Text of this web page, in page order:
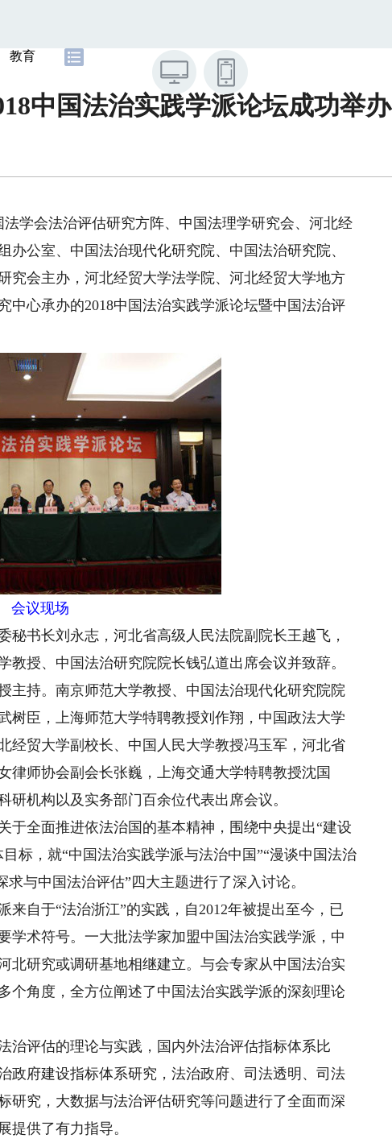
教育
中国法治实践学派论坛成功举办
法学会法治评估研究方阵、中国法理学研究会、河北经
公室、中国法治现代化研究院、中国法治研究院、
究会主办，河北经贸大学法学院、河北经贸大学地方
中心承办的2018中国法治实践学派论坛暨中国法治评
会议现场
书长刘永志，河北省高级人民法院副院长王越飞，
授、中国法治研究院院长钱弘道出席会议并致辞。
主持。南京师范大学教授、中国法治现代化研究院院
树臣，上海师范大学特聘教授刘作翔，中国政法大学
经贸大学副校长、中国人民大学教授冯玉军，河北省
律师协会副会长张巍，上海交通大学特聘教授沈国
机构以及实务部门百余位代表出席会议。
全面推进依法治国的基本精神，围绕中央提出“建设
标，就“中国法治实践学派与法治中国”“漫谈中国法治
与中国法治评估”四大主题进行了深入讨论。
自于“法治浙江”的实践，自2012年被提出至今，已
学术符号。一大批法学家加盟中国法治实践学派，中
北研究或调研基地相继建立。与会专家从中国法治实
个角度，全方位阐述了中国法治实践学派的深刻理论
评估的理论与实践，国内外法治评估指标体系比
政府建设指标体系研究，法治政府、司法透明、司法
研究，大数据与法治评估研究等问题进行了全面而深
提供了有力指导。